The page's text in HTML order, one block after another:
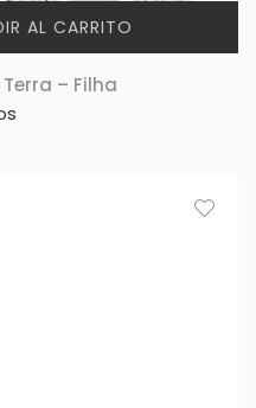
AL CARRITO
– Filha